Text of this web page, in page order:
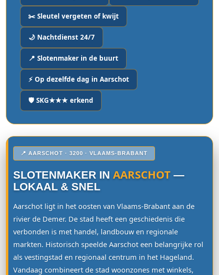
✂️ Sleutel vergeten of kwijt
🌙 Nachtdienst 24/7
📍 Slotenmaker in de buurt
⚡ Op dezelfde dag in Aarschot
🛡️ SKG★★★ erkend
📍 AARSCHOT · 3200 · VLAAMS-BRABANT
SLOTENMAKER IN AARSCHOT —
LOKAAL & SNEL
Aarschot ligt in het oosten van Vlaams-Brabant aan de
rivier de Demer. De stad heeft een geschiedenis die
verbonden is met handel, landbouw en regionale
markten. Historisch speelde Aarschot een belangrijke rol
als vestingstad en regionaal centrum in het Hageland.
Vandaag combineert de stad woonzones met winkels,